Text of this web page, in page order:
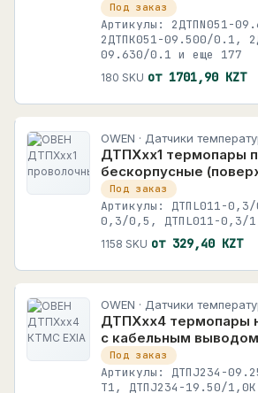
Под заказ
Артикулы: 2ДТПN051-
2ДТПК051-09.500/0.1,
09.630/0.1 и еще 177
180 SKU от 1701,90 KZT
OWEN · Датчики
ДТПХхх1 термопары
бескорпусные
Под заказ
Артикулы: ДТПL011-
0,3/0,5, ДТПL011-0,3/
1158 SKU от 329,40 KZT
OWEN · Датчики
ДТПХхх4 термопары
с кабельным выводом
Под заказ
Артикулы: ДТПJ234-
Т1, ДТПJ234-19.50/